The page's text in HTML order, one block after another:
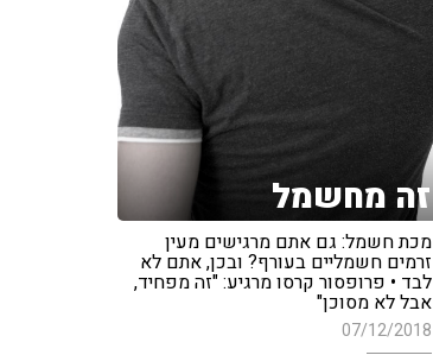
זה מחשמל
מכת חשמל: גם אתם מרגישים מעין
זרמים חשמליים בעורף? ובכן, אתם לא
לבד • פרופסור קרסו מרגיע: "זה מפחיד,
אבל לא מסוכן"
07/12/2018